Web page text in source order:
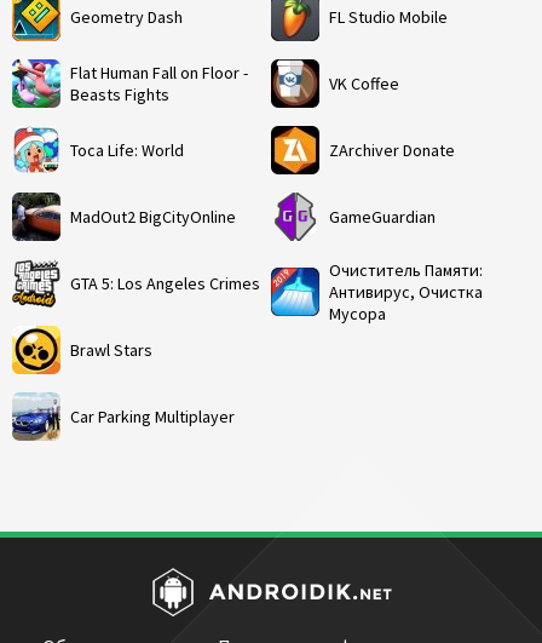
Geometry Dash
Flat Human Fall on Floor -
Beasts Fights
Toca Life: World
MadOut2 BigCityOnline
GTA 5: Los Angeles Crimes
Brawl Stars
Car Parking Multiplayer
FL Studio Mobile
VK Coffee
ZArchiver Donate
GameGuardian
Очиститель Памяти:
Антивирус, Очистка
Мусора